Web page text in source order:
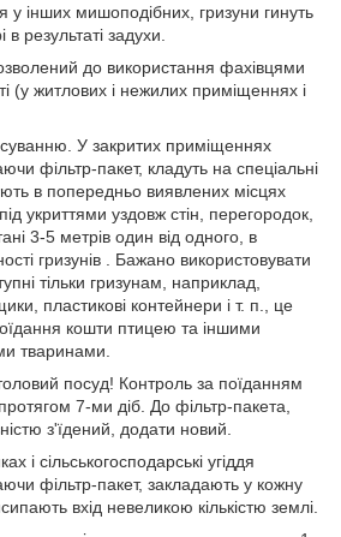
у інших мишоподібних, гризуни гинуть
результаті задухи.
до використання фахівцями
(у житлових і нежилих приміщеннях і
У закритих приміщеннях
фільтр-пакет, кладуть на спеціальні
в попередньо виявлених місцях
укриттями уздовж стін, перегородок,
3-5 метрів один від одного, в
гризунів . Бажано використовувати
тільки гризунам, наприклад,
пластикові контейнери і т. п., це
кошти птицею та іншими
тваринами.
посуд! Контроль за поїданням
7-ми діб. До фільтр-пакета,
з'їдений, додати новий.
і сільськогосподарські угіддя
фільтр-пакет, закладають у кожну
вхід невеликою кількістю землі.